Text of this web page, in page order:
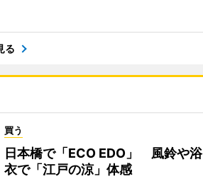
る
買う
日本橋で「ECO EDO」 風鈴や浴
衣で「江戸の涼」体感